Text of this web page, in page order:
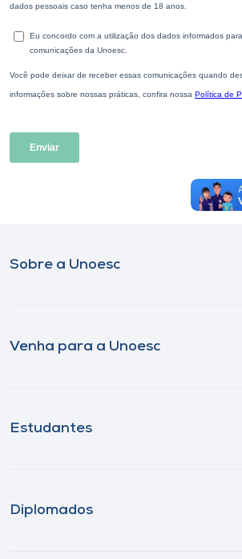
Rádio
Museu
Unoesc
Store
A-
Sobre a Unoesc
Venha para a Unoesc
Estudantes
Diplomados